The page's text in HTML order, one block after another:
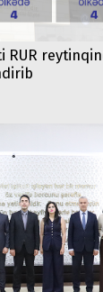
RUR